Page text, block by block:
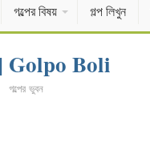
গল্পের বিষয় গল্প লিখুন
| Golpo Boli
গল্পের ভুবন